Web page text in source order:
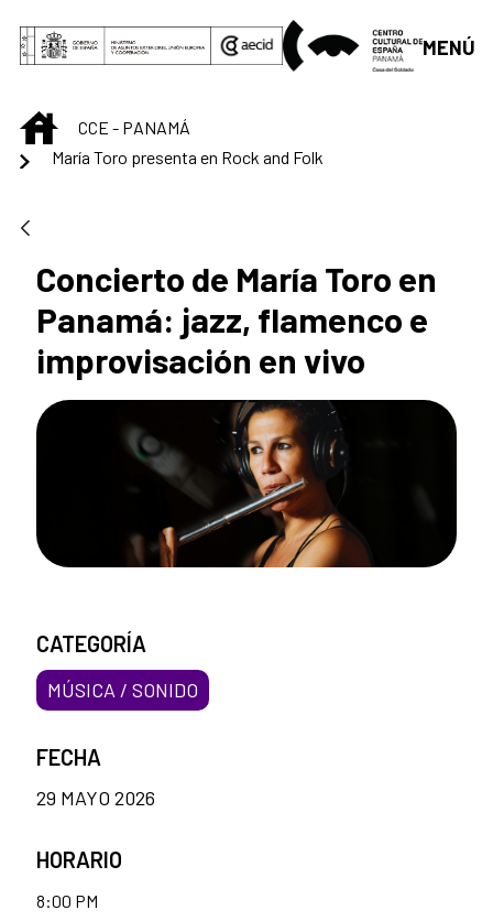
Saltar al contenido principal
MENÚ
INICIOCCE - PANAMÁ
María Toro presenta en Rock and Folk
Concierto de María Toro en
Panamá: jazz, flamenco e
improvisación en vivo
CATEGORÍA
MÚSICA / SONIDO
FECHA
29 MAYO 2026
HORARIO
8:00 PM